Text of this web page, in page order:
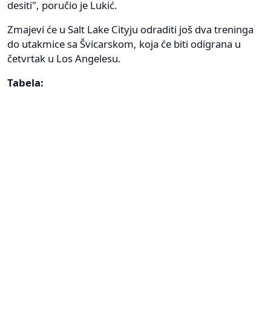
desiti", poručio je Lukić.
Zmajevi će u Salt Lake Cityju odraditi još dva treninga
do utakmice sa Švicarskom, koja će biti odigrana u
četvrtak u Los Angelesu.
Tabela: